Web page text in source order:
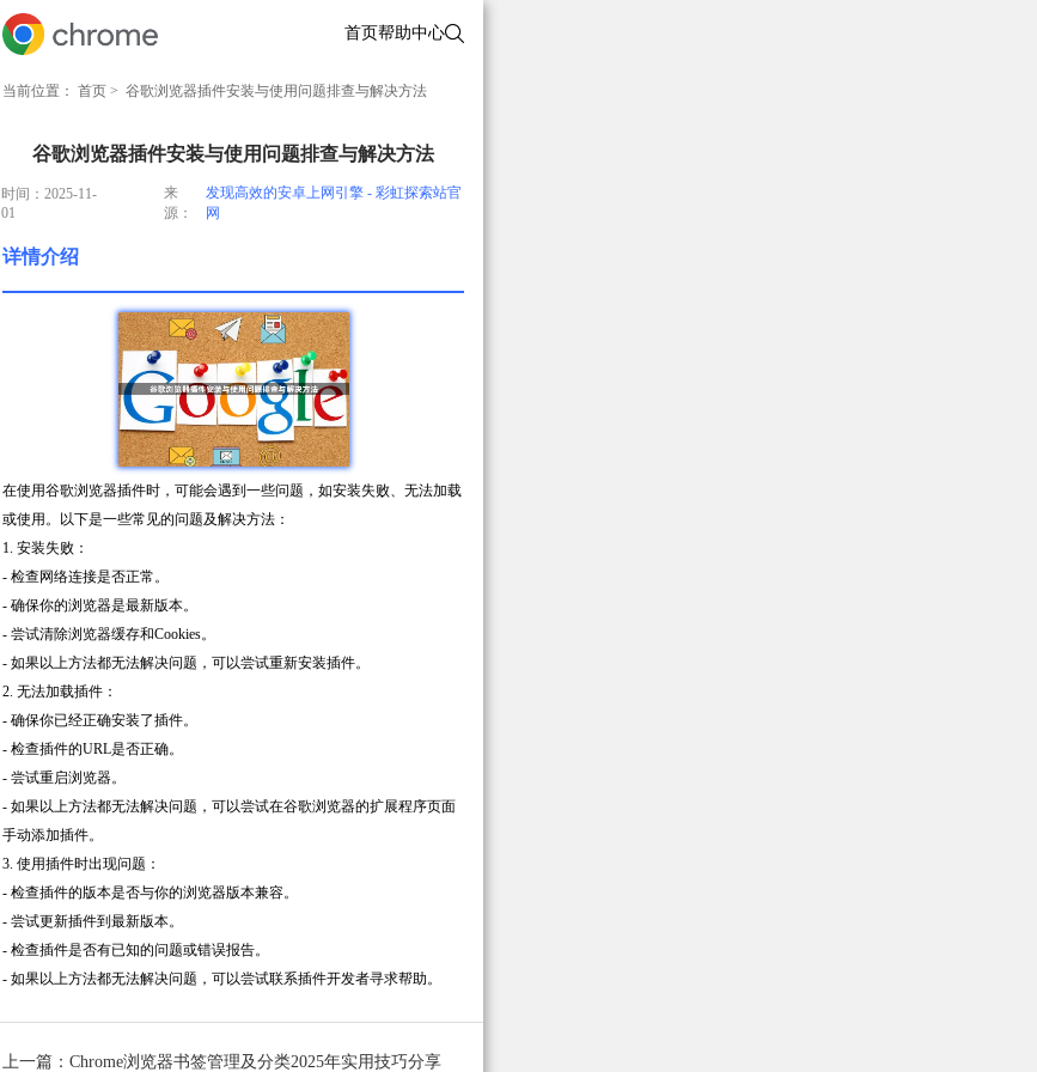
首页帮助中心
当前位置： 首页 > 谷歌浏览器插件安装与使用问题排查与解决方法
谷歌浏览器插件安装与使用问题排查与解决方法
时间：2025-11-
01
来
源：
发现高效的安卓上网引擎 - 彩虹探索站官
网
详情介绍
在使用谷歌浏览器插件时，可能会遇到一些问题，如安装失败、无法加载
或使用。以下是一些常见的问题及解决方法：
1. 安装失败：
- 检查网络连接是否正常。
- 确保你的浏览器是最新版本。
- 尝试清除浏览器缓存和Cookies。
- 如果以上方法都无法解决问题，可以尝试重新安装插件。
2. 无法加载插件：
- 确保你已经正确安装了插件。
- 检查插件的URL是否正确。
- 尝试重启浏览器。
- 如果以上方法都无法解决问题，可以尝试在谷歌浏览器的扩展程序页面
手动添加插件。
3. 使用插件时出现问题：
- 检查插件的版本是否与你的浏览器版本兼容。
- 尝试更新插件到最新版本。
- 检查插件是否有已知的问题或错误报告。
- 如果以上方法都无法解决问题，可以尝试联系插件开发者寻求帮助。
上一篇：Chrome浏览器书签管理及分类2025年实用技巧分享